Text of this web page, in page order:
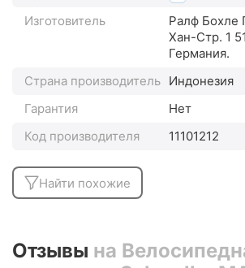
Изготовитель
Ралф Бохле
Хан-Стр. 1
Германия.
Страна производитель Индонезия
Гарантия
Нет
Код производителя
11101212
Найти похожие
Отзывы на